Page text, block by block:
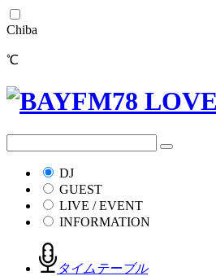
Chiba
℃
DJ
GUEST
LIVE / EVENT
INFORMATION
タイムテーブル